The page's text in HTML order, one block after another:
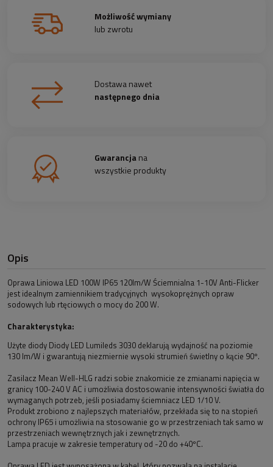
Możliwość wymiany
lub zwrotu
Dostawa nawet
następnego dnia
Gwarancjana
wszystkie produkty
Opis
Oprawa Liniowa LED 100W IP65 120lm/W Ściemnialna 1-10V Anti-Flicker
jest idealnym zamiennikiem tradycyjnych wysokoprężnych opraw
sodowych lub rtęciowych o mocy do 200 W.
Charakterystyka:
Użyte diody Diody LED Lumileds 3030 deklarują wydajność na poziomie
130 lm/W i gwarantują niezmiernie wysoki strumień świetlny o kącie 90º.
Zasilacz Mean Well-HLG radzi sobie znakomicie ze zmianami napięcia w
granicy 100-240 V AC i umożliwia dostosowanie intensywności światła do
wymaganych potrzeb, jeśli posiadamy ściemniacz LED 1/10 V.
Produkt zrobiono z najlepszych materiałów, przekłada się to na stopień
ochrony IP65 i umożliwia na stosowanie go w przestrzeniach tak samo w
przestrzeniach wewnętrznych jak i zewnętrznych.
Lampa pracuje w zakresie temperatury od -20 do +40ºC.